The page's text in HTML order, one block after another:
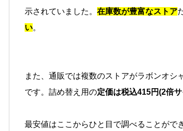
示されていました。 在庫数が豊富なストア
い。
また、通販では複数のストアがラボンオ
です。詰め替え用の定価は税込415円(2倍
最安値はここからひと目で調べることがで